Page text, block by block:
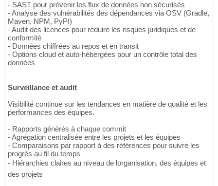
- SAST pour prévenir les flux de données non sécurisés
- Analyse des vulnérabilités des dépendances via OSV (Gradle,
Maven, NPM, PyPI)
- Audit des licences pour réduire les risques juridiques et de
conformité
- Données chiffrées au repos et en transit
- Options cloud et auto-hébergées pour un contrôle total des
données
Surveillance et audit
Visibilité continue sur les tendances en matière de qualité et les
performances des équipes.
- Rapports générés à chaque commit
- Agrégation centralisée entre les projets et les équipes
- Comparaisons par rapport à des références pour suivre les
progrès au fil du temps
- Hiérarchies claires au niveau de lorganisation, des équipes et
des projets